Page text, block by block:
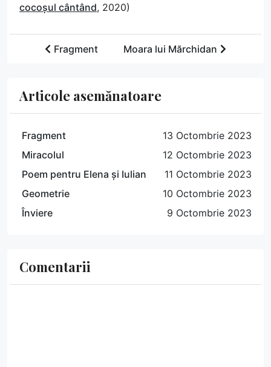
cocoșul cântând, 2020)
Fragment Moara lui Mărchidan
Articole asemănatoare
Fragment
13 Octombrie 2023
Miracolul
12 Octombrie 2023
Poem pentru Elena și Iulian
11 Octombrie 2023
Geometrie
10 Octombrie 2023
Înviere
9 Octombrie 2023
Comentarii